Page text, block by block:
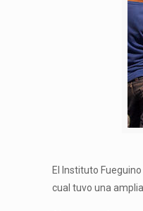
El Instituto
cual tuvo una